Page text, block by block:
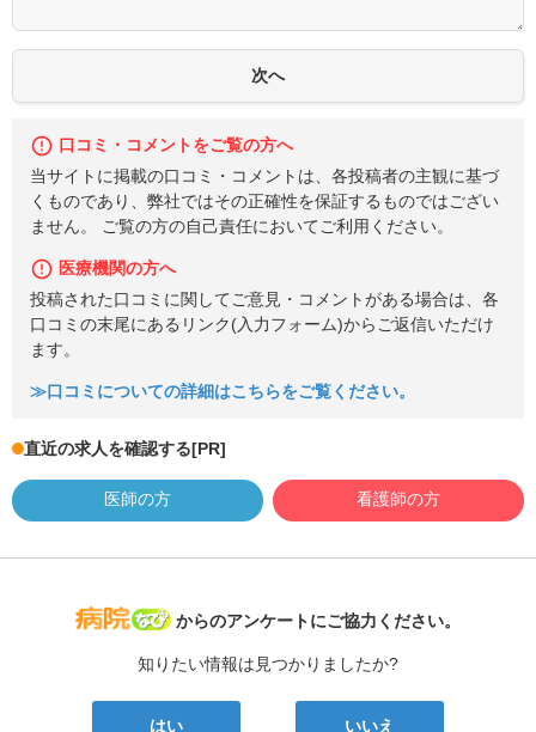
口コミ・コメントをご覧の方へ
当サイトに掲載の口コミ・コメントは、各投稿者の主観に基づ
くものであり、弊社ではその正確性を保証するものではござい
ません。 ご覧の方の自己責任においてご利用ください。
医療機関の方へ
投稿された口コミに関してご意見・コメントがある場合は、各
口コミの末尾にあるリンク(入力フォーム)からご返信いただけ
ます。
≫口コミについての詳細はこちらをご覧ください。
直近の求人を確認する[PR]
医師の方 看護師の方
病院なび
からのアンケートにご協力ください。
知りたい情報は見つかりましたか?
はい いいえ